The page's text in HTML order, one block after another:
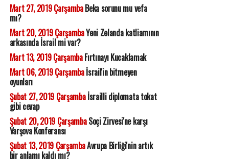
Mart 27, 2019 ÇarşambaBeka sorunu mu vefa
mı?
Mart 20, 2019 ÇarşambaYeni Zelanda katliamının
arkasında İsrail mi var?
Mart 13, 2019 ÇarşambaFırtınayı Kucaklamak
Mart 06, 2019 Çarşambaİsrail'in bitmeyen
oyunları
Şubat 27, 2019 Çarşambaİsrailli diplomata tokat
gibi cevap
Şubat 20, 2019 ÇarşambaSoçi Zirvesi'ne karşı
Varşova Konferansı
Şubat 13, 2019 ÇarşambaAvrupa Birliği'nin artık
bir anlamı kaldı mı?